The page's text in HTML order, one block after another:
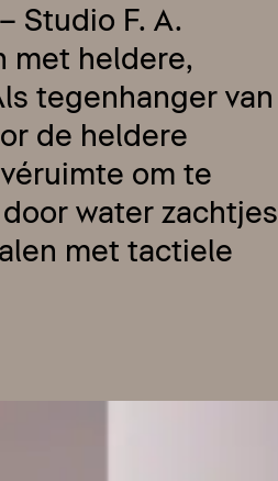
Studio F. A.
met heldere,
tegenhanger van
de heldere
om te
water zachtjes
met tactiele